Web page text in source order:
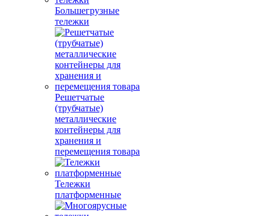
Большегрузные
тележки
Решетчатые
(трубчатые)
металлические
контейнеры для
хранения и
перемещения товара
Тележки
платформенные